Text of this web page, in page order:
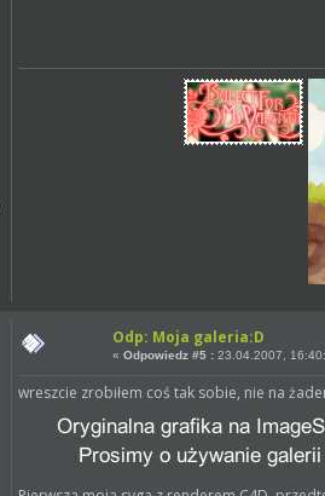
Odp: Moja galeria:D
«Odpowiedz #5 : 23.04.2007,
wreszcie zrobiłem coś tak sobie, nie na